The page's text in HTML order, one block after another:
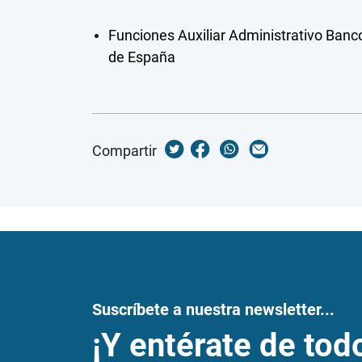
Funciones Auxiliar Administrativo
de España
Compartir
Suscríbete a nuestra newsletter...
¡Y entérate de